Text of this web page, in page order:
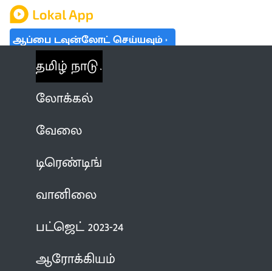
ஆப்பை டவுன்லோட் செய்யவும்
தமிழ் நாடு
லோக்கல்
வேலை
டிரெண்டிங்
வானிலை
பட்ஜெட் 2023-24
ஆரோக்கியம்